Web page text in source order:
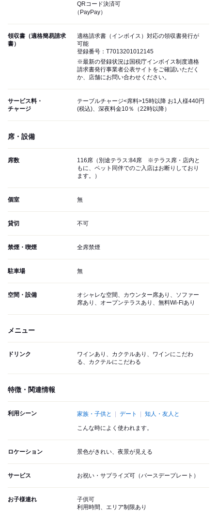
QRコード決済可
（PayPay）
領収書（適格簡易請求
書）
適格請求書（インボイス）対応の領収書発行が
可能
登録番号：T7013201012145
※最新の登録状況は国税庁インボイス制度適格
請求書発行事業者公表サイトをご確認いただく
か、店舗にお問い合わせください。
サービス料・
チャージ
テーブルチャージ<席料>15時以降 お1人様440円
(税込)、深夜料金10％（22時以降）
席・設備
席数
116席（別途テラス:84席 ※テラス席・店内と
もに、ペット同伴でのご入店はお断りしており
ます。）
個室 無
貸切 不可
禁煙・喫煙 全席禁煙
駐車場 無
空間・設備
オシャレな空間、カウンター席あり、ソファー
席あり、オープンテラスあり、無料Wi-Fiあり
メニュー
ドリンク
ワインあり、カクテルあり、ワインにこだわ
る、カクテルにこだわる
特徴・関連情報
利用シーン 家族・子供と デート 知人・友人と
こんな時によく使われます。
ロケーション 景色がきれい、夜景が見える
サービス お祝い・サプライズ可（バースデープレート）
お子様連れ
子供可
利用時間、エリア制限あり